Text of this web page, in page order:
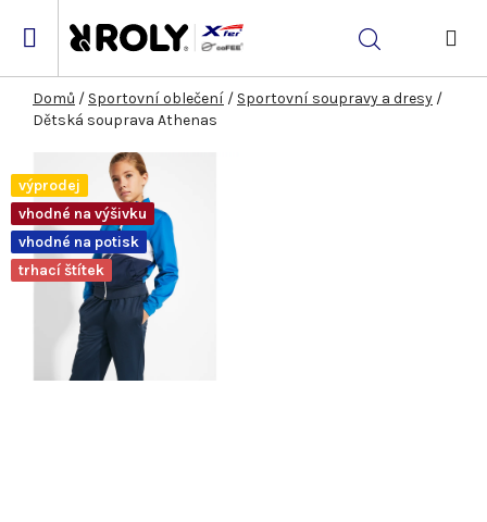
Hledat
Domů / Sportovní oblečení / Sportovní soupravy a dresy /
Dětská souprava Athenas
výprodej
vhodné na výšivku
vhodné na potisk
trhací štítek